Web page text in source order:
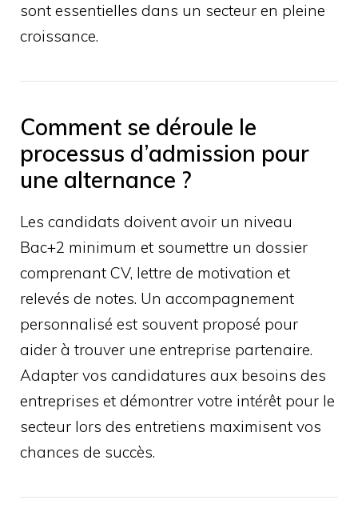
sont essentielles dans un secteur en pleine
croissance.
Comment se déroule le
processus d’admission pour
une alternance ?
Les candidats doivent avoir un niveau
Bac+2 minimum et soumettre un dossier
comprenant CV, lettre de motivation et
relevés de notes. Un accompagnement
personnalisé est souvent proposé pour
aider à trouver une entreprise partenaire.
Adapter vos candidatures aux besoins des
entreprises et démontrer votre intérêt pour le
secteur lors des entretiens maximisent vos
chances de succès.